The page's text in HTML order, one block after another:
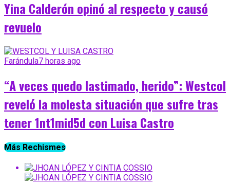
Yina Calderón opinó al respecto y causó
revuelo
Farándula7 horas ago
“A veces quedo lastimado, herido”: Westcol
reveló la molesta situación que sufre tras
tener 1nt1mid5d con Luisa Castro
Más Rechismes